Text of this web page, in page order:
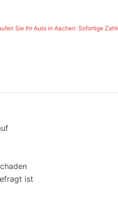
Sie Ihr Auto in Aachen: Sofortige
ist